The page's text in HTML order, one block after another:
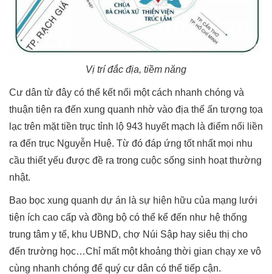
Vị trí đắc địa, tiềm năng
Cư dân từ đây có thể kết nối một cách nhanh chóng và
thuận tiện ra đến xung quanh nhờ vào địa thế ấn tượng tọa
lạc trên mặt tiền trục tỉnh lộ 943 huyết mạch là điểm nối liền
ra đến trục Nguyễn Huệ. Từ đó đáp ứng tốt nhất mọi nhu
cầu thiết yếu được đề ra trong cuộc sống sinh hoạt thường
nhật.
Bao bọc xung quanh dự án là sự hiện hữu của mạng lưới
tiện ích cao cấp và đồng bộ có thể kể đến như hệ thống
trung tâm y tế, khu UBND, chợ Núi Sập hay siêu thị cho
đến trường học…Chỉ mất một khoảng thời gian chạy xe vô
cùng nhanh chóng để quý cư dân có thể tiếp cận.